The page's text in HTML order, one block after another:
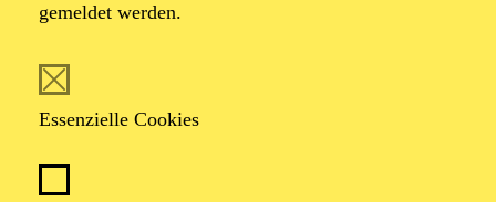
gemeldet werden.
Essenzielle Cookies
Samstag
05.09.2026
Grillo-Theater